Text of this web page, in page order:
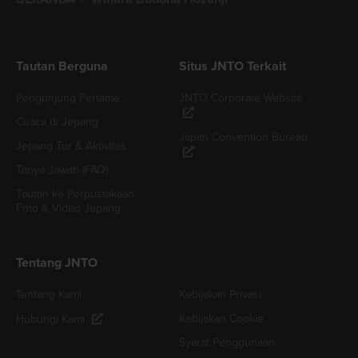
Tautan Berguna Situs JNTO Terkait
Tentang JNTO